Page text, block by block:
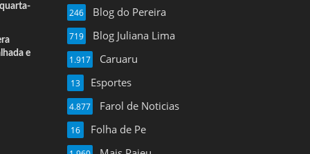
e
Blog do Pereira
246
Blog Juliana Lima
719
Caruaru
1.917
Esportes
13
Farol de Noticias
4.877
Folha de Pe
16